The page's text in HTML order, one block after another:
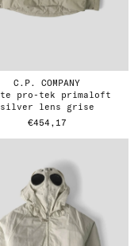
C.P. COMPANY
silver lens grise
€454,17